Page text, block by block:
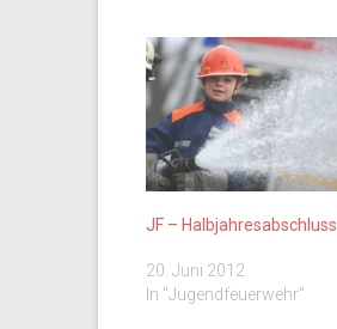
JF – Halbjahresabschluss
20. Juni 2012
In "Jugendfeuerwehr"